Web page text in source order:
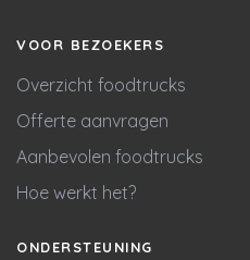
VOOR BEZOEKERS
Overzicht foodtrucks
Offerte aanvragen
Aanbevolen foodtrucks
Hoe werkt het?
ONDERSTEUNING